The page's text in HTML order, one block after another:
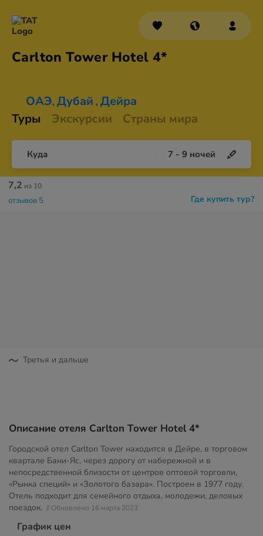
Carlton Tower Hotel 4*
ОАЭ, Дубай , Дейра
Туры
Экскурсии Страны мира
Куда 7 - 9 ночей
Где купить тур?
7,2 из 10
отзывов 5
Третья и дальше
Описание отеля Carlton Tower Hotel 4*
Городской отел Carlton Tower находится в Дейре, в торговом
квартале Бани-Яс, через дорогу от набережной и в
непосредственной близости от центров оптовой торговли,
«Рынка специй» и «Золотого базара». Построен в 1977 году.
Отель подходит для семейного отдыха, молодежи, деловых
поездок. // Обновлено 16 марта 2023
График цен